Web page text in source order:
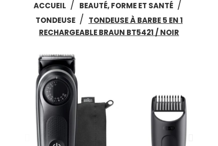
ACCUEIL
BEAUTÉ, FORME ET SANTÉ
TONDEUSE
TONDEUSE À BARBE 5 EN 1
RECHARGEABLE BRAUN BT5421 / NOIR